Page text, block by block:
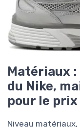
Matériaux
du Nike,
pour le prix
Niveau